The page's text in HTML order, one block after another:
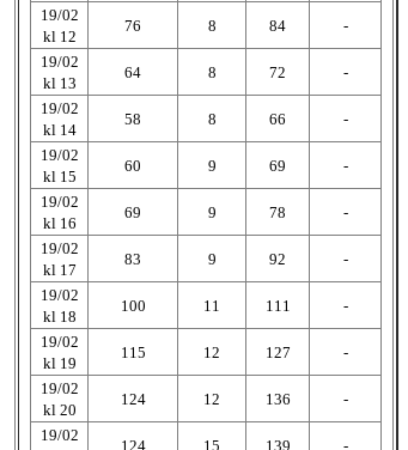
19/02
kl 12
76 8 84
-
19/02
kl 13
64 8 72
-
19/02
kl 14
58 8 66
-
19/02
kl 15
60 9 69
-
19/02
kl 16
69 9 78
-
19/02
kl 17
83 9 92
-
19/02
kl 18
100 11 111
-
19/02
kl 19
115 12 127
-
19/02
kl 20
124 12 136
-
19/02
124 15 139 -